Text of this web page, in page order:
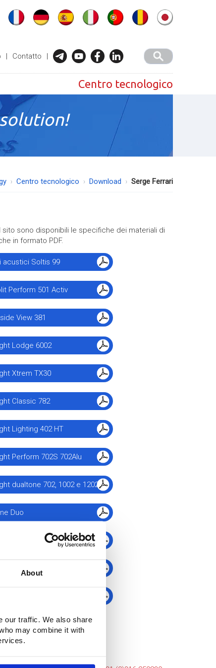
About
our traffic. We also share
may combine it with
| Contatto |
Centro tecnologico
Centro tecnologico Download Serge Ferrari
sono disponibili le specifiche dei materiali di
in formato PDF.
acustici Soltis 99
Perform 501 Activ
View 381
Lodge 6002
Xtrem TX30
Classic 782
Lighting 402 HT
Perform 702S 702Alu
dualtone 702, 1002 e 1202
Duo
Foam dB 4800, 4802, 4802L